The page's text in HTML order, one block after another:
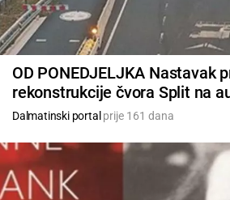
OD PONEDJELJKA Nastavak
rekonstrukcije čvora Split na
Dalmatinski portal prije 161 dana